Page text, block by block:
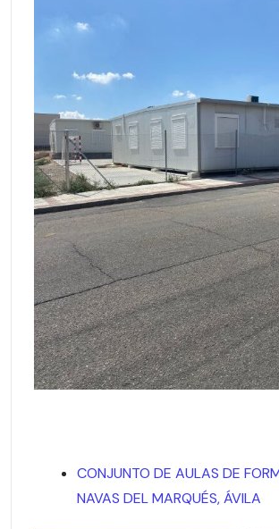
CONJUNTO DE AULAS DE
NAVAS DEL MARQUÉS, ÁVILA